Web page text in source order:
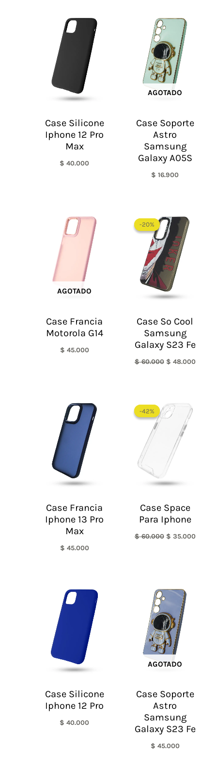
Case Silicone
Iphone 12 Pro
Max
$ 40.000
AGOTADO
Case Soporte
Astro
Samsung
Galaxy A05S
$ 16.900
AGOTADO
Case Francia
Motorola G14
$ 45.000
-20%
-20%
Case So Cool
Samsung
Galaxy S23 Fe
$60.000
precio
original
era:
$ 60.000.
$ 48.000
Case Francia
Iphone 13 Pro
Max
$ 45.000
-42%
-42%
Case Space
Para Iphone
$60.000
precio
original
$ 60.000.
$ 35.000
Case Silicone
Iphone 12 Pro
$ 40.000
AGOTADO
Case Soporte
Astro
Samsung
Galaxy S23 Fe
$ 45.000